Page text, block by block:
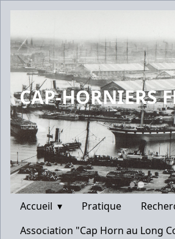
CAP-HORNIERS
Accueil ▾ Pratique
Association "Cap Horn au Long